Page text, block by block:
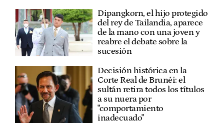
Dipangkorn, el hijo protegido
del rey de Tailandia, aparece
de la mano con una joven y
reabre el debate sobre la
sucesión
Decisión histórica en la
Corte Real de Brunéi: el
sultán retira todos los títulos
a su nuera por
"comportamiento
inadecuado"